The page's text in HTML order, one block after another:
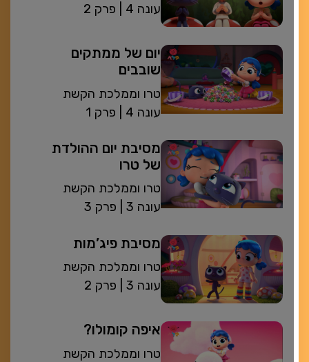
פרק 2
| עונה 4
יום של ממתקים
שובבים
טרו וממלכת הקשת
פרק 1
| עונה 4
מסיבת יום ההולדת
של טרו
טרו וממלכת הקשת
פרק 3
| עונה 3
מסיבת פיג’מות
טרו וממלכת הקשת
פרק 2
| עונה 3
איפה קומולו?
טרו וממלכת הקשת